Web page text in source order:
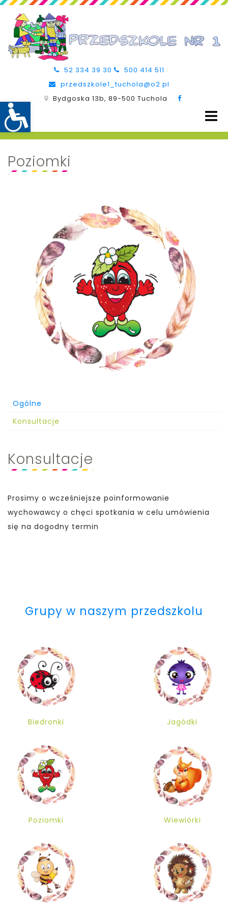
52 334 39 30
500 414 511
przedszkole1_tuchola@o2.pl
Bydgoska 13b, 89-500 Tuchola
Poziomki
Ogólne
Konsultacje
Konsultacje
Prosimy o wcześniejsze poinformowanie
wychowawcy o chęci spotkania w celu umówienia
się na dogodny termin
Grupy w naszym przedszkolu
Biedronki Jagódki
Poziomki Wiewiórki